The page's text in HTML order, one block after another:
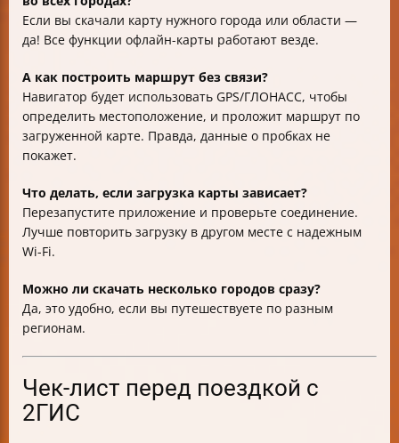
Если вы скачали карту нужного города или области —
да! Все функции офлайн-карты работают везде.
А как построить маршрут без связи?
Навигатор будет использовать GPS/ГЛОНАСС, чтобы
определить местоположение, и проложит маршрут по
загруженной карте. Правда, данные о пробках не
покажет.
Что делать, если загрузка карты зависает?
Перезапустите приложение и проверьте соединение.
Лучше повторить загрузку в другом месте с надежным
Wi-Fi.
Можно ли скачать несколько городов сразу?
Да, это удобно, если вы путешествуете по разным
регионам.
Чек-лист перед поездкой с
2ГИС